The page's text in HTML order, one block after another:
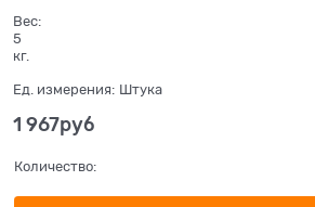
Вес:
5
кг.
Ед. измерения: Штука
1 967руб
Количество: